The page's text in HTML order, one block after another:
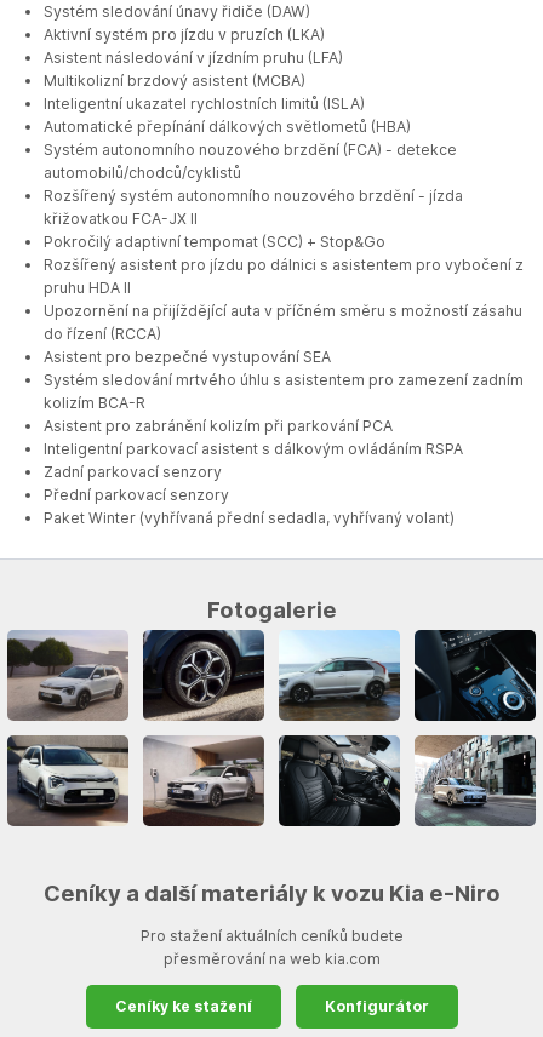
Systém sledování únavy řidiče (DAW)
Aktivní systém pro jízdu v pruzích (LKA)
Asistent následování v jízdním pruhu (LFA)
Multikolizní brzdový asistent (MCBA)
Inteligentní ukazatel rychlostních limitů (ISLA)
Automatické přepínání dálkových světlometů (HBA)
Systém autonomního nouzového brzdění (FCA) - detekce
automobilů/chodců/cyklistů
Rozšířený systém autonomního nouzového brzdění - jízda
křižovatkou FCA-JX II
Pokročilý adaptivní tempomat (SCC) + Stop&Go
Rozšířený asistent pro jízdu po dálnici s asistentem pro vybočení z
pruhu HDA II
Upozornění na přijíždějící auta v příčném směru s možností zásahu
do řízení (RCCA)
Asistent pro bezpečné vystupování SEA
Systém sledování mrtvého úhlu s asistentem pro zamezení zadním
kolizím BCA-R
Asistent pro zabránění kolizím při parkování PCA
Inteligentní parkovací asistent s dálkovým ovládáním RSPA
Zadní parkovací senzory
Přední parkovací senzory
Paket Winter (vyhřívaná přední sedadla, vyhřívaný volant)
Fotogalerie
Ceníky a další materiály k vozu Kia e-Niro
Pro stažení aktuálních ceníků budete
přesměrování na web kia.com
Ceníky ke stažení Konfigurátor